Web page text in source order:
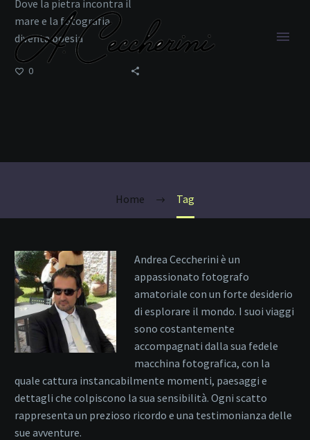
Home Tag
Dove la pietra incontra il
mare e la fotografia
diventa poesia
0
Andrea Ceccherini è un
appassionato fotografo
amatoriale con un forte desiderio
di esplorare il mondo. I suoi viaggi
sono costantemente
accompagnati dalla sua fedele
macchina fotografica, con la
quale cattura instancabilmente momenti, paesaggi e
dettagli che colpiscono la sua sensibilità. Ogni scatto
rappresenta un prezioso ricordo e una testimonianza delle
sue avventure.